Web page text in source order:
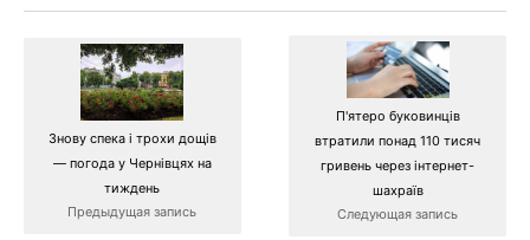
Знову спека і трохи дощів
— погода у Чернівцях на
тиждень
Предыдущая запись
П'ятеро буковинців
втратили понад 110 тисяч
гривень через інтернет-
шахраїв
Следующая запись